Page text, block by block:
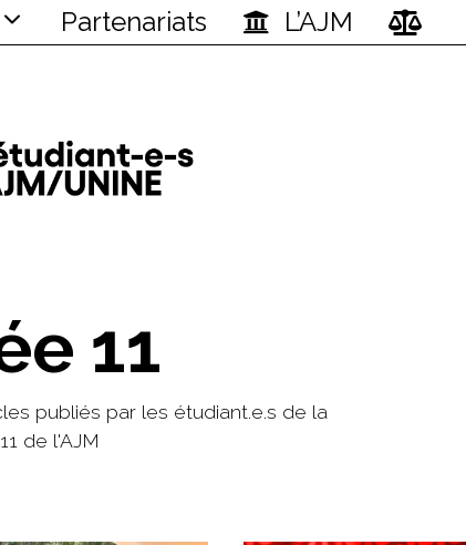
Partenariats L’AJM
11
publiés par les étudiant.e.s de la
de l'AJM